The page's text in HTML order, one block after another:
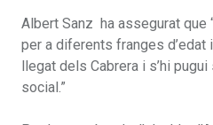
Albert Sanz ha assegurat que
per a diferents franges
llegat dels Cabrera i s’hi
social.”